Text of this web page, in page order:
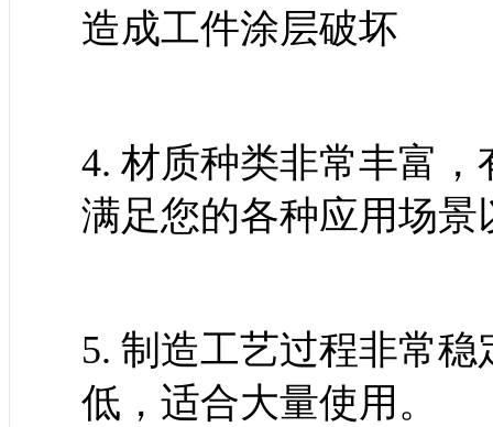
造成工件涂层破坏
4. 材质种类非常丰富
满足您的各种应用场
5. 制造工艺过程非常
低，适合大量使用。